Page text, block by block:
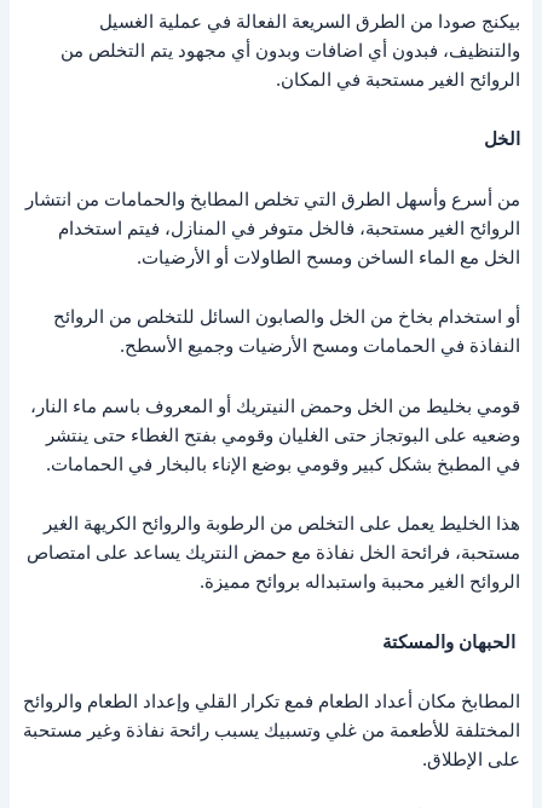
بيكنج صودا من الطرق السريعة الفعالة في عملية الغسيل
والتنظيف، فبدون أي اضافات وبدون أي مجهود يتم التخلص من
الروائح الغير مستحبة في المكان.
الخل
من أسرع وأسهل الطرق التي تخلص المطابخ والحمامات من انتشار
الروائح الغير مستحبة، فالخل متوفر في المنازل، فيتم استخدام
الخل مع الماء الساخن ومسح الطاولات أو الأرضيات.
أو استخدام بخاخ من الخل والصابون السائل للتخلص من الروائح
النفاذة في الحمامات ومسح الأرضيات وجميع الأسطح.
قومي بخليط من الخل وحمض النيتريك أو المعروف باسم ماء النار،
وضعيه على البوتجاز حتى الغليان وقومي بفتح الغطاء حتى ينتشر
في المطبخ بشكل كبير وقومي بوضع الإناء بالبخار في الحمامات.
هذا الخليط يعمل على التخلص من الرطوبة والروائح الكريهة الغير
مستحبة، فرائحة الخل نفاذة مع حمض النتريك يساعد على امتصاص
الروائح الغير محببة واستبداله بروائح مميزة.
الحبهان والمسكتة
المطابخ مكان أعداد الطعام فمع تكرار القلي وإعداد الطعام والروائح
المختلفة للأطعمة من غلي وتسبيك يسبب رائحة نفاذة وغير مستحبة
على الإطلاق.